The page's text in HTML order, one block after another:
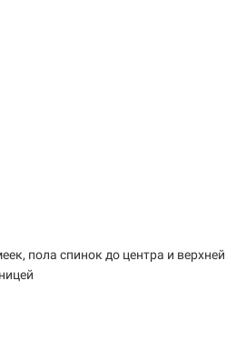
пола спинок до центра и верхней